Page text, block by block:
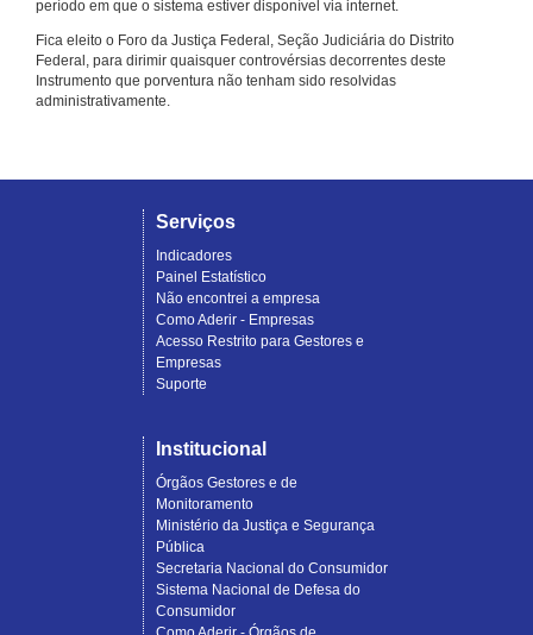
período em que o sistema estiver disponível via internet.
Fica eleito o Foro da Justiça Federal, Seção Judiciária do Distrito
Federal, para dirimir quaisquer controvérsias decorrentes deste
Instrumento que porventura não tenham sido resolvidas
administrativamente.
Serviços
Indicadores
Painel Estatístico
Não encontrei a empresa
Como Aderir - Empresas
Acesso Restrito para Gestores e
Empresas
Suporte
Institucional
Órgãos Gestores e de
Monitoramento
Ministério da Justiça e Segurança
Pública
Secretaria Nacional do Consumidor
Sistema Nacional de Defesa do
Consumidor